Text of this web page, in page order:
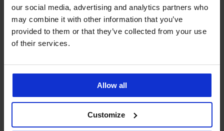
our social media, advertising and analytics partners who
may combine it with other information that you’ve
provided to them or that they’ve collected from your use
of their services.
Allow all
Customize